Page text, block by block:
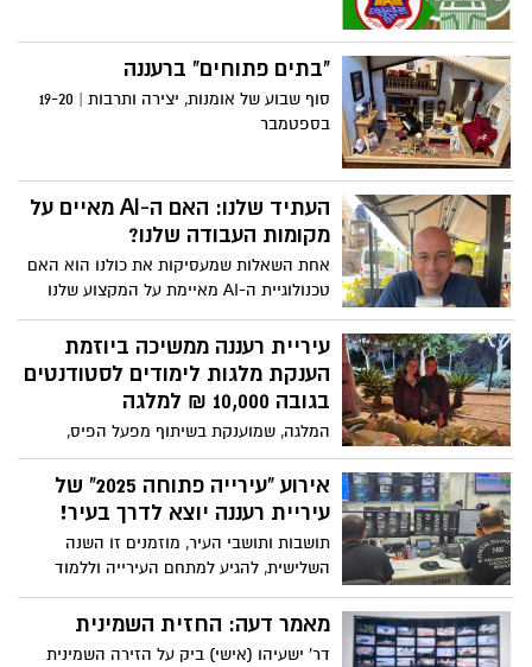
"בתים פתוחים" ברעננה
סוף שבוע של אומנות, יצירה ותרבות | 19-20
בספטמבר
העתיד שלנו: האם ה-AI מאיים על
מקומות העבודה שלנו?
אחת השאלות שמעסיקות את כולנו הוא האם
טכנולוגיית ה-AI מאיימת על המקצוע שלנו
והאם בעתיד תוכל הבינה המלאכותית
להחליף אותנו בעבודה?
עיריית רעננה ממשיכה ביוזמת
הענקת מלגות לימודים לסטודנטים
בגובה 10,000 ₪ למלגה
המלגה, שמוענקת בשיתוף מפעל הפיס,
מיועדת לסטודנטים רעננים שייקחו חלק
בפעילות חברתית למען הקהילה בעיר, ותוצע
לראשונה השנה גם לסטודנטים לתואר שני
אירוע "עירייה פתוחה 2025" של
עיריית רעננה יוצא לדרך בעיר!
תושבות ותושבי העיר, מוזמנים זו השנה
השלישית, להגיע למתחם העירייה וללמוד
מקרוב על העשייה העירונית, בצורה חווייתית
ומהנה בהפנינג יצירה והנאה לכל המשפחה!
מאמר דעה: החזית השמינית
דר' ישעיהו (אישי) ביק על הזירה השמינית